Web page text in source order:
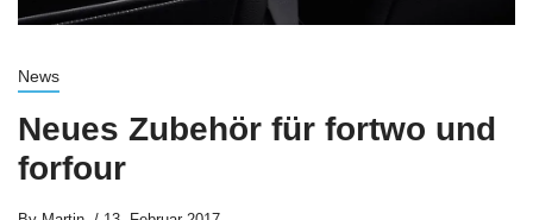
News
Neues Zubehör für fortwo und
forfour